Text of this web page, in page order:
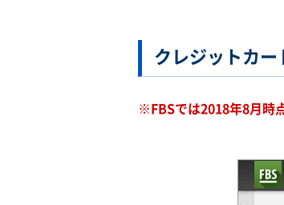
クレジットカー
※FBSでは2018年8月時